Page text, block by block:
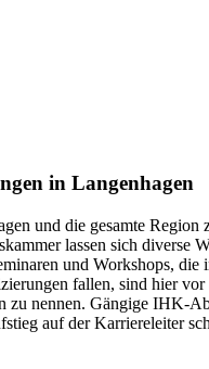
in Langenhagen
und die gesamte Region
lassen sich diverse
und Workshops, die
fallen, sind hier vor
zu nennen. Gängige IHK-
auf der Karriereleiter